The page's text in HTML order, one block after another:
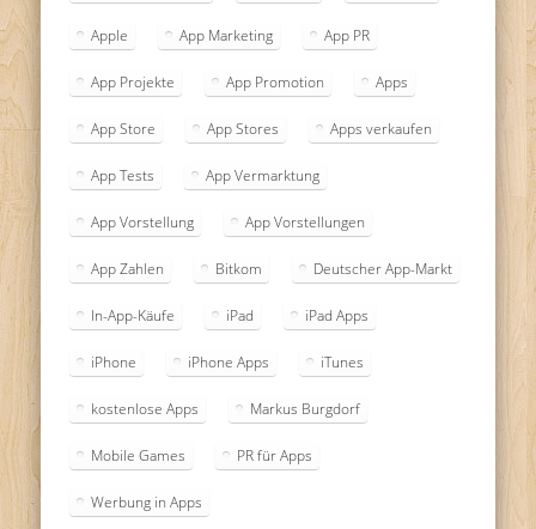
Apple App Marketing App PR
App Projekte App Promotion Apps
App Store App Stores Apps verkaufen
App Tests App Vermarktung
App Vorstellung App Vorstellungen
App Zahlen Bitkom Deutscher App-Markt
In-App-Käufe iPad iPad Apps
iPhone iPhone Apps iTunes
kostenlose Apps Markus Burgdorf
Mobile Games PR für Apps
Werbung in Apps